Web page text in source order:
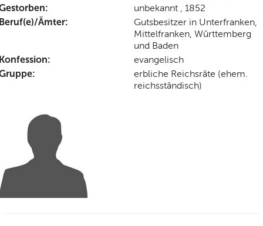
unbekannt , 1852
Ämter:
Gutsbesitzer in Unterfranken,
Mittelfranken, Württemberg
und Baden
evangelisch
erbliche Reichsräte (ehem.
reichsständisch)